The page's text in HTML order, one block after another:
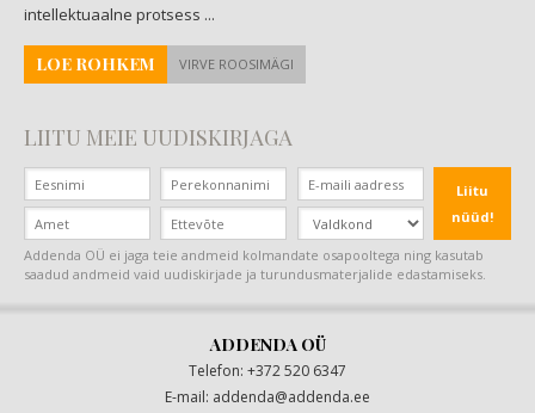
intellektuaalne protsess ...
LOE ROHKEM VIRVE ROOSIMÄGI
LIITU MEIE UUDISKIRJAGA
Liitu
nüüd!
Addenda OÜ ei jaga teie andmeid kolmandate osapooltega ning kasutab
saadud andmeid vaid uudiskirjade ja turundusmaterjalide edastamiseks.
ADDENDA OÜ
Telefon: +372 520 6347
|
E-mail: addenda@addenda.ee